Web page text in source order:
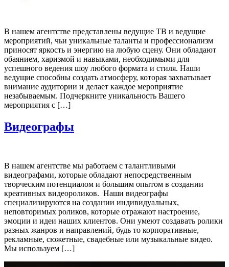
В нашем агентстве представлены ведущие ТВ и ведущие
мероприятий, чьи уникальные таланты и профессионализм
приносят яркость и энергию на любую сцену. Они обладают
обаянием, харизмой и навыками, необходимыми для
успешного ведения шоу любого формата и стиля. Наши
ведущие способны создать атмосферу, которая захватывает
внимание аудитории и делает каждое мероприятие
незабываемым. Подчеркните уникальность Вашего
мероприятия с […]
Видеографы
В нашем агентстве мы работаем с талантливыми
видеографами, которые обладают непосредственным
творческим потенциалом и большим опытом в создании
креативных видеороликов. Наши видеографы
специализируются на создании индивидуальных,
неповторимых роликов, которые отражают настроение,
эмоции и идеи наших клиентов. Они умеют создавать ролики
разных жанров и направлений, будь то корпоративные,
рекламные, сюжетные, свадебные или музыкальные видео.
Мы используем […]